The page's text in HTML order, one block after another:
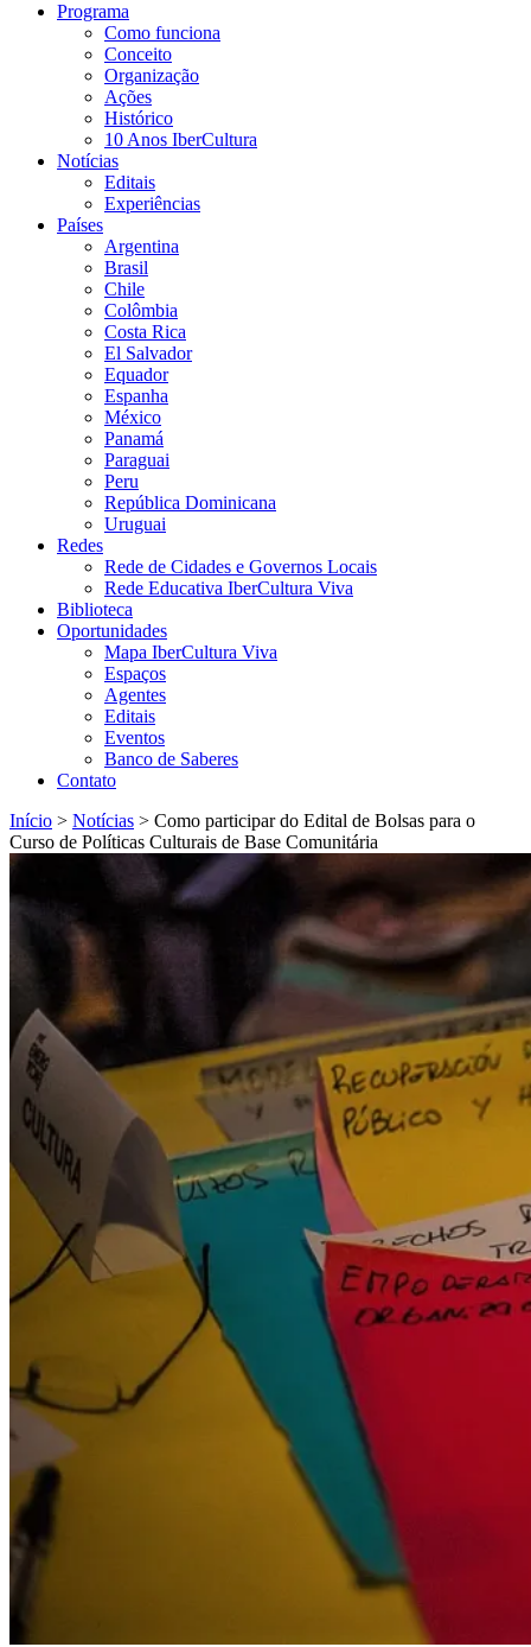
Programa
Como funciona
Conceito
Organização
Ações
Histórico
10 Anos IberCultura
Notícias
Editais
Experiências
Países
Argentina
Brasil
Chile
Colômbia
Costa Rica
El Salvador
Equador
Espanha
México
Panamá
Paraguai
Peru
República Dominicana
Uruguai
Redes
Rede de Cidades e Governos Locais
Rede Educativa IberCultura Viva
Biblioteca
Oportunidades
Mapa IberCultura Viva
Espaços
Agentes
Editais
Eventos
Banco de Saberes
Contato
Início > Notícias > Como participar do Edital de Bolsas para o
Curso de Políticas Culturais de Base Comunitária